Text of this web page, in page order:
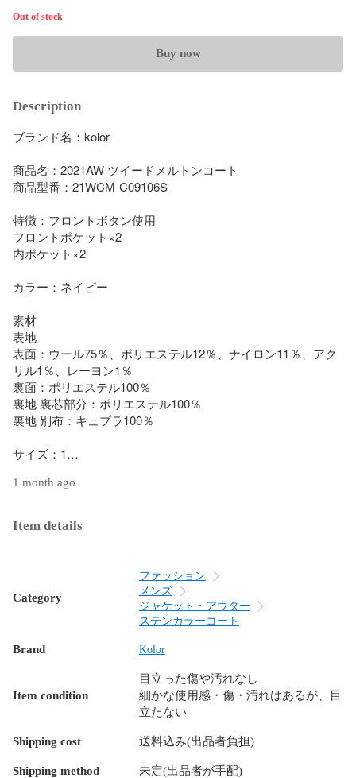
Out of stock
Buy now
Description
ブランド名：kolor
商品名：2021AW ツイードメルトンコート
商品型番：21WCM-C09106S
特徴：フロントボタン使用
フロントポケット×2
内ポケット×2
カラー：ネイビー
素材
表地
表面：ウール75％、ポリエステル12％、ナイロン11％、アク
リル1％、レーヨン1％
裏面：ポリエステル100％
裏地 裏芯部分：ポリエステル100％
裏地 別布：キュプラ100％
サイズ：1
ら裾まで) 袖丈59cm
付属品：無し
商品状態：特筆すべき傷や汚れが無い良好な状態の中古品で
管理番号：98551A5
1 month ago
Item details
Category
ファッション
メンズ
ジャケット・アウター
ステンカラーコート
Brand Kolor
Item condition
目立った傷や汚れなし
細かな使用感・傷・汚れはあるが、目
立たない
Shipping cost 送料込み(出品者負担)
Shipping method 未定(出品者が手配)